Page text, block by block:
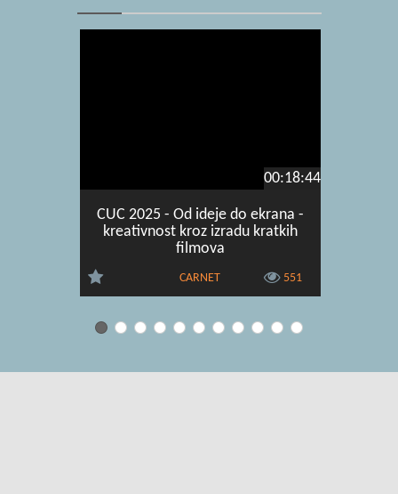
00:18:44
CUC 2025 - Od ideje do ekrana -
kreativnost kroz izradu kratkih
filmova
CARNET 551